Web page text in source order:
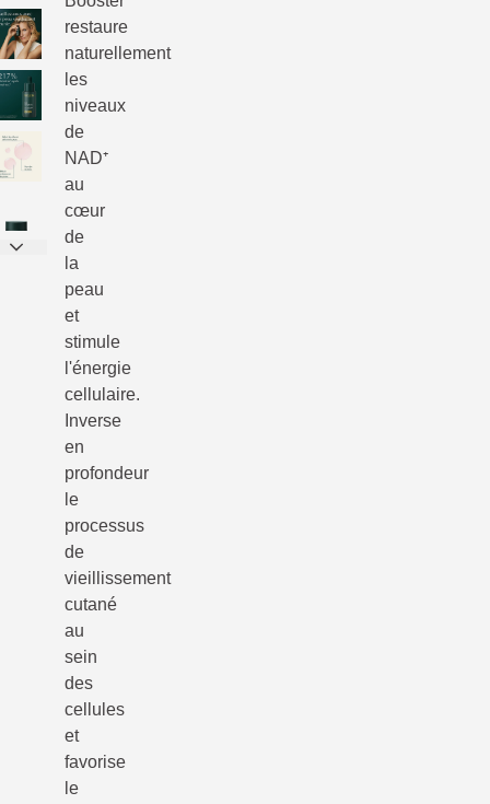
restaure
naturellement
les
niveaux
de
NAD⁺
au
cœur
de
la
peau
et
stimule
l'énergie
cellulaire.
Inverse
en
profondeur
le
processus
de
vieillissement
cutané
au
sein
des
cellules
et
favorise
le